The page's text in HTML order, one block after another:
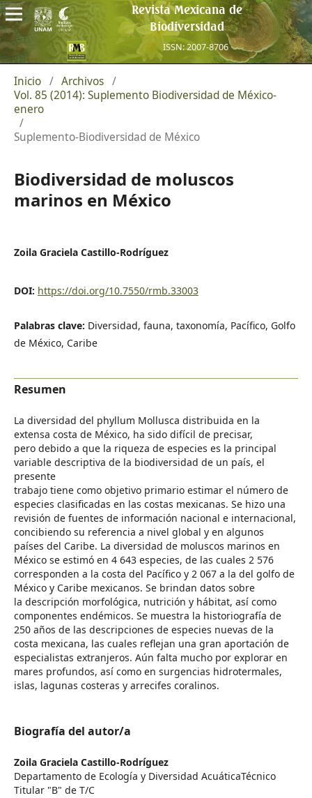
Revista Mexicana de
Biodiversidad
ISSN: 2007-8706
Inicio / Archivos /
Vol. 85 (2014): Suplemento Biodiversidad de México-
enero
/
Suplemento-Biodiversidad de México
Biodiversidad de moluscos
marinos en México
Zoila Graciela Castillo-Rodríguez
DOI: https://doi.org/10.7550/rmb.33003
Palabras clave: Diversidad, fauna, taxonomía, Pacífico, Golfo
de México, Caribe
Resumen
La diversidad del phyllum Mollusca distribuida en la
extensa costa de México, ha sido difícil de precisar,
pero debido a que la riqueza de especies es la principal
variable descriptiva de la biodiversidad de un país, el
presente
trabajo tiene como objetivo primario estimar el número de
especies clasificadas en las costas mexicanas. Se hizo una
revisión de fuentes de información nacional e internacional,
concibiendo su referencia a nivel global y en algunos
países del Caribe. La diversidad de moluscos marinos en
México se estimó en 4 643 especies, de las cuales 2 576
corresponden a la costa del Pacífico y 2 067 a la del golfo de
México y Caribe mexicanos. Se brindan datos sobre
la descripción morfológica, nutrición y hábitat, así como
componentes endémicos. Se muestra la historiografía de
250 años de las descripciones de especies nuevas de la
costa mexicana, las cuales reflejan una gran aportación de
especialistas extranjeros. Aún falta mucho por explorar en
mares profundos, así como en surgencias hidrotermales,
islas, lagunas costeras y arrecifes coralinos.
Biografía del autor/a
Zoila Graciela Castillo-Rodríguez
Departamento de Ecología y Diversidad AcuáticaTécnico
Titular "B" de T/C